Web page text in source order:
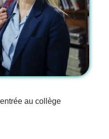
au collège